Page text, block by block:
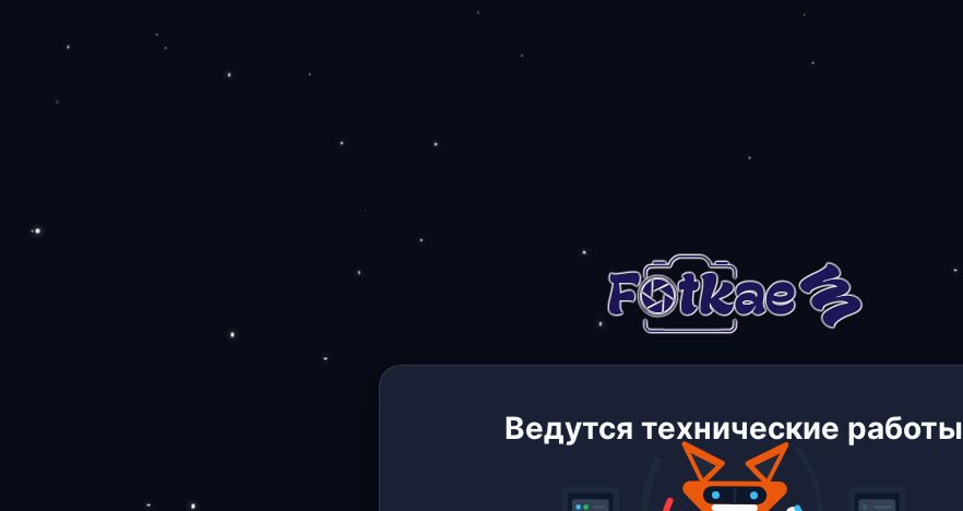
Ведутся технические работы